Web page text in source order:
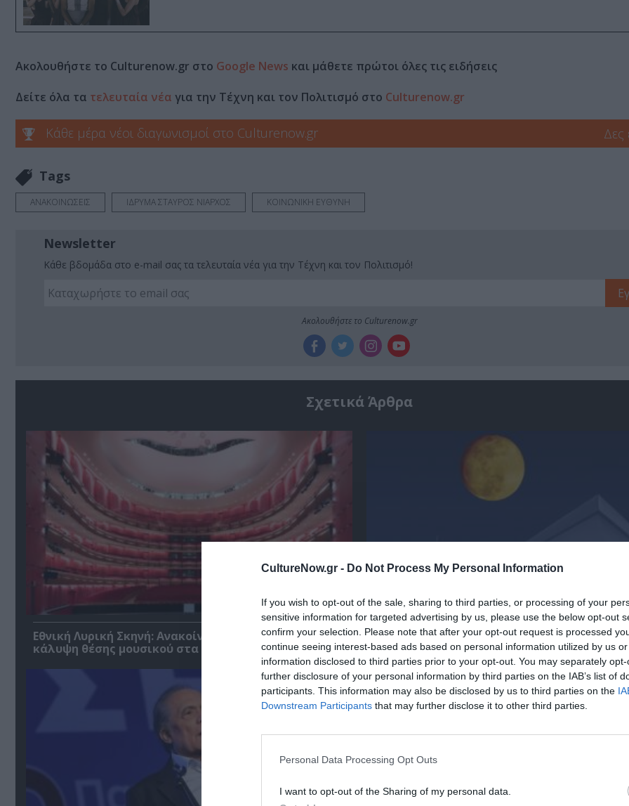
CultureNow.gr - Do Not Process My Personal Information
If you wish to opt-out of the sale, sharing to third parties, or processing of your
sensitive information for targeted advertising by us, please use the below opt-out
confirm your selection. Please note that after your opt-out request is processed
continue seeing interest-based ads based on personal information utilized by us
information disclosed to third parties prior to your opt-out. You may separately
further disclosure of your personal information by third parties on the IAB’s list of
participants. This information may also be disclosed by us to third parties on the
Downstream Participants that may further disclose it to other third parties.
Personal Data Processing Opt Outs
I want to opt-out of the Sharing of my personal data.
Ακολουθήστε το Culturenow.gr στο Google News και μάθετε πρώτοι όλες τις ειδήσεις
Δείτε όλα τα τελευταία νέα για την Τέχνη και τον Πολιτισμό στο Culturenow.gr
Κάθε μέρα νέοι διαγωνισμοί στο Culturenow.gr Δες
Tags
ΑΝΑΚΟΙΝΩΣΕΙΣ ΙΔΡΥΜΑ ΣΤΑΥΡΟΣ ΝΙΑΡΧΟΣ ΚΟΙΝΩΝΙΚΗ ΕΥΘΥΝΗ
Newsletter
Κάθε βδομάδα στο e-mail σας τα τελευταία νέα για την Τέχνη και τον Πολιτισμό!
Ακολουθήστε το Culturenow.gr
Σχετικά Άρθρα
Εθνική Λυρική Σκηνή: Ανακοίνωση ακρόασης για την
κάλυψη θέσης μουσικού στα Βιολοντσέλα
Αρχαιολογικό Μουσείο Θεσσαλονίκης: Στο
Αυγουστιάτικης Πανσελήνου